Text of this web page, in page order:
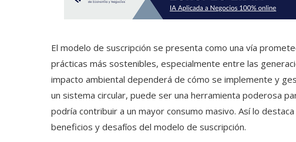
El modelo de suscripción se presenta como una vía
prácticas más sostenibles, especialmente entre las
impacto ambiental dependerá de cómo se implemente y
un sistema circular, puede ser una herramienta poderosa
podría contribuir a un mayor consumo masivo. Así lo
beneficios y desafíos del modelo de suscripción.